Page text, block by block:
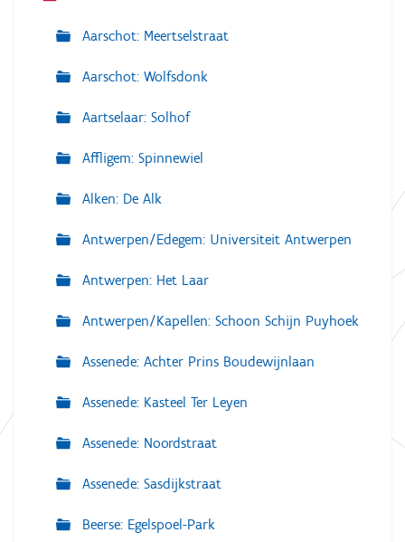
Aarschot: Meertselstraat
Aarschot: Wolfsdonk
Aartselaar: Solhof
Affligem: Spinnewiel
Alken: De Alk
Antwerpen/Edegem: Universiteit Antwerpen
Antwerpen: Het Laar
Antwerpen/Kapellen: Schoon Schijn Puyhoek
Assenede: Achter Prins Boudewijnlaan
Assenede: Kasteel Ter Leyen
Assenede: Noordstraat
Assenede: Sasdijkstraat
Beerse: Egelspoel-Park